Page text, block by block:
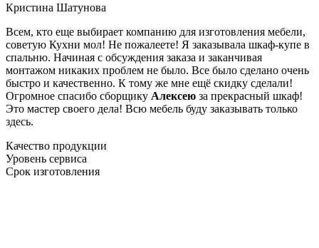
Кристина Шатунова
Всем, кто еще выбирает компанию для изготовления мебели,
советую Кухни мол! Не пожалеете! Я заказывала шкаф-купе в
спальню. Начиная с обсуждения заказа и заканчивая
монтажом никаких проблем не было. Все было сделано очень
быстро и качественно. К тому же мне ещё скидку сделали!
Огромное спасибо сборщику Алексею за прекрасный шкаф!
Это мастер своего дела! Всю мебель буду заказывать только
здесь.
Качество продукции
Уровень сервиса
Срок изготовления